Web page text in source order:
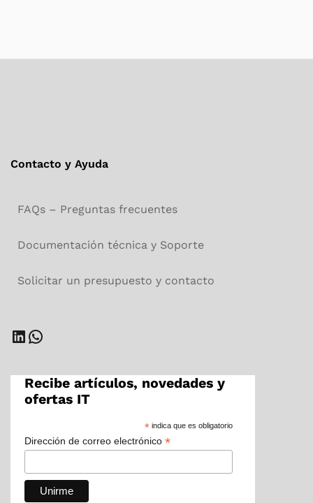
Contacto y Ayuda
FAQs – Preguntas frecuentes
Documentación técnica y Soporte
Solicitar un presupuesto y contacto
LinkedIn
WhatsApp
Recibe artículos, novedades y
ofertas IT
*indica que es obligatorio
Dirección de correo electrónico *